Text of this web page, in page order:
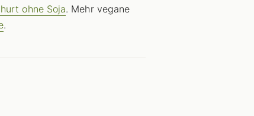
ohne Soja. Mehr vegane
.